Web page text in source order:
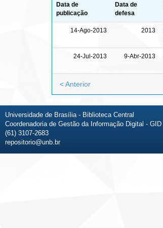
Data de
publicação
Data de
defesa
14-Ago-2013 2013
24-Jul-2013 9-Abr-2013
< Anterior
Universidade de Brasília - Biblioteca Central
Coordenadoria de Gestão da Informação Digital - GID
(61) 3107-2683
repositorio@unb.br